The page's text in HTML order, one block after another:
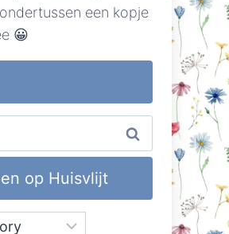
een kopje
😀
op Huisvlijt